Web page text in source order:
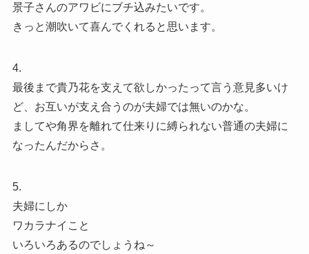
景子さんのアワビにブチ込みたいです。
きっと潮吹いて喜んでくれると思います。
4.
最後まで貴乃花を支えて欲しかったって言う意見多いけ
ど、お互いが支え合うのが夫婦では無いのかな。
ましてや角界を離れて仕来りに縛られない普通の夫婦に
なったんだからさ。
5.
夫婦にしか
ワカラナイこと
いろいろあるのでしょうね～